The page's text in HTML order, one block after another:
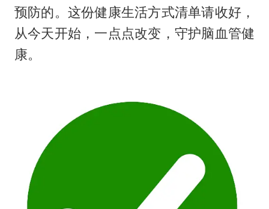
预防的。这份健康生活方式清单请收好，
从今天开始，一点点改变，守护脑血管健
康。